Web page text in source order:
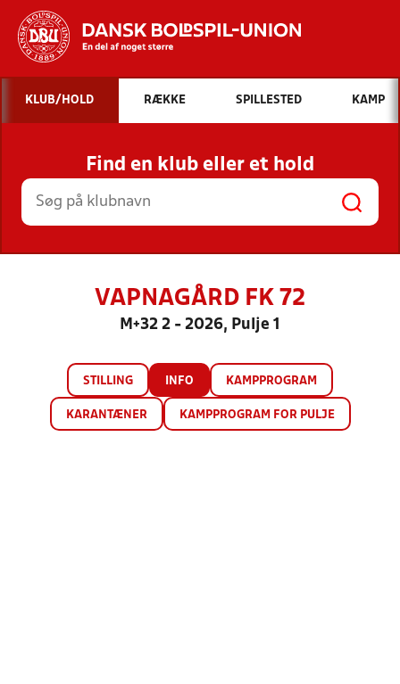
Hvad vil du søge efter?
INDHOLD OG NYHEDER
STILLINGER, RESULTATER, KLUBBER OG
HOLD
KLUB/HOLD RÆKKE SPILLESTED KAMP
Find en klub eller et hold
VAPNAGÅRD FK 72
M+32 2 - 2026, Pulje 1
STILLING INFO KAMPPROGRAM
KARANTÆNER KAMPPROGRAM FOR PULJE